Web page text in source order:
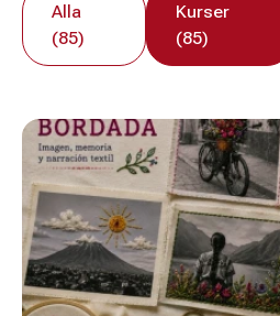
Alla
(85)
Kurser
(85)